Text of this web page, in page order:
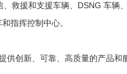
救援和支援车辆、DSNG 车辆
指挥控制中心。
供创新、可靠、高质量的产品和